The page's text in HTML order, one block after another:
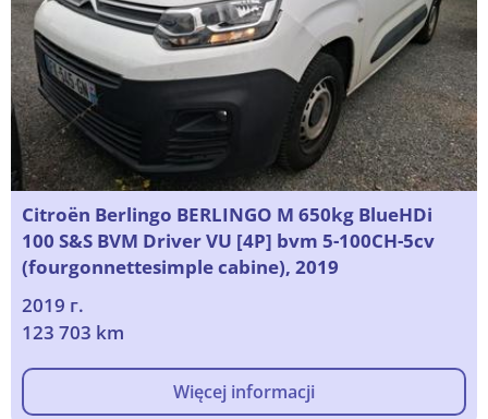
Citroën Berlingo BERLINGO M 650kg BlueHDi
100 S&S BVM Driver VU [4P] bvm 5-100CH-5cv
(fourgonnettesimple cabine), 2019
2019 г.
123 703 km
Więcej informacji